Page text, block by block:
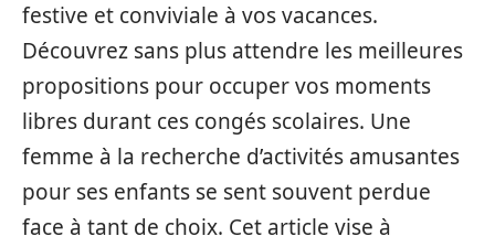
festive et conviviale à vos vacances.
Découvrez sans plus attendre les meilleures
propositions pour occuper vos moments
libres durant ces congés scolaires. Une
femme à la recherche d’activités amusantes
pour ses enfants se sent souvent perdue
face à tant de choix. Cet article vise à